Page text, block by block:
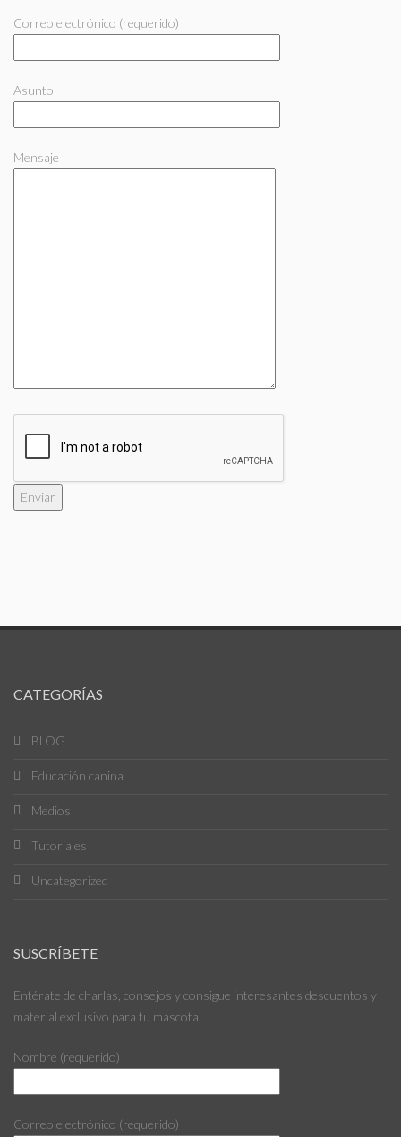
Correo electrónico (requerido)
Asunto
Mensaje
CATEGORÍAS
BLOG
Educación canina
Medios
Tutoriales
Uncategorized
SUSCRÍBETE
Entérate de charlas, consejos y consigue interesantes descuentos y
material exclusivo para tu mascota
Nombre (requerido)
Correo electrónico (requerido)